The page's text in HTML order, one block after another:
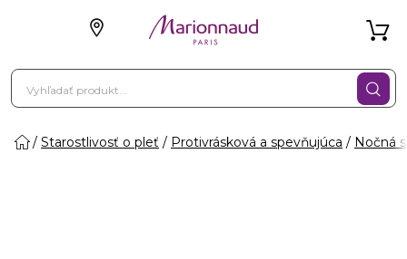
Starostlivosť o pleť Protivrásková a spevňujúca Nočná